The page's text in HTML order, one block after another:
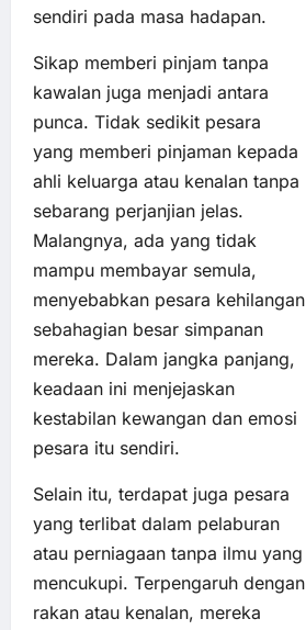
sendiri pada masa hadapan.
Sikap memberi pinjam tanpa
kawalan juga menjadi antara
punca. Tidak sedikit pesara
yang memberi pinjaman kepada
ahli keluarga atau kenalan tanpa
sebarang perjanjian jelas.
Malangnya, ada yang tidak
mampu membayar semula,
menyebabkan pesara kehilangan
sebahagian besar simpanan
mereka. Dalam jangka panjang,
keadaan ini menjejaskan
kestabilan kewangan dan emosi
pesara itu sendiri.
Selain itu, terdapat juga pesara
yang terlibat dalam pelaburan
atau perniagaan tanpa ilmu yang
mencukupi. Terpengaruh dengan
rakan atau kenalan, mereka